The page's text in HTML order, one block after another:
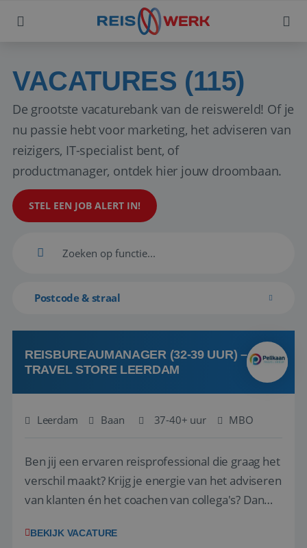
VACATURES (115)
De grootste vacaturebank van de reiswereld! Of je
nu passie hebt voor marketing, het adviseren van
reizigers, IT-specialist bent, of
productmanager, ontdek hier jouw droombaan.
STEL EEN JOB ALERT IN!
Postcode & straal
REISBUREAUMANAGER (32-39 UUR) –
TRAVEL STORE LEERDAM
Leerdam Baan 37-40+ uur MBO
Ben jij een ervaren reisprofessional die graag het
verschil maakt? Krijg je energie van het adviseren
van klanten én het coachen van collega's? Dan
(onderdeel van Pelikaan Travel Group) zoeken
BEKIJK VACATURE